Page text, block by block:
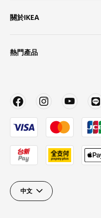
關於IKEA
熱門產品
中文